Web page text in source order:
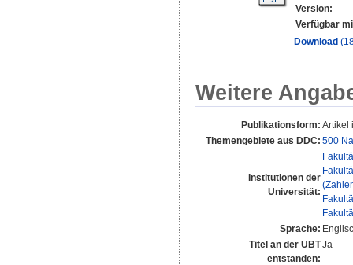
Version:
Verfügbar
Download
Weitere
Publikationsform: Artikel
Themengebiete aus DDC: 500
Institutionen der
Universität:
Sprache:
Titel an der UBT
entstanden:
Ja